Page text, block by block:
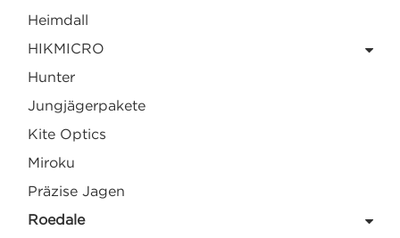
Heimdall
HIKMICRO
Hunter
Jungjägerpakete
Kite Optics
Miroku
Präzise Jagen
Roedale